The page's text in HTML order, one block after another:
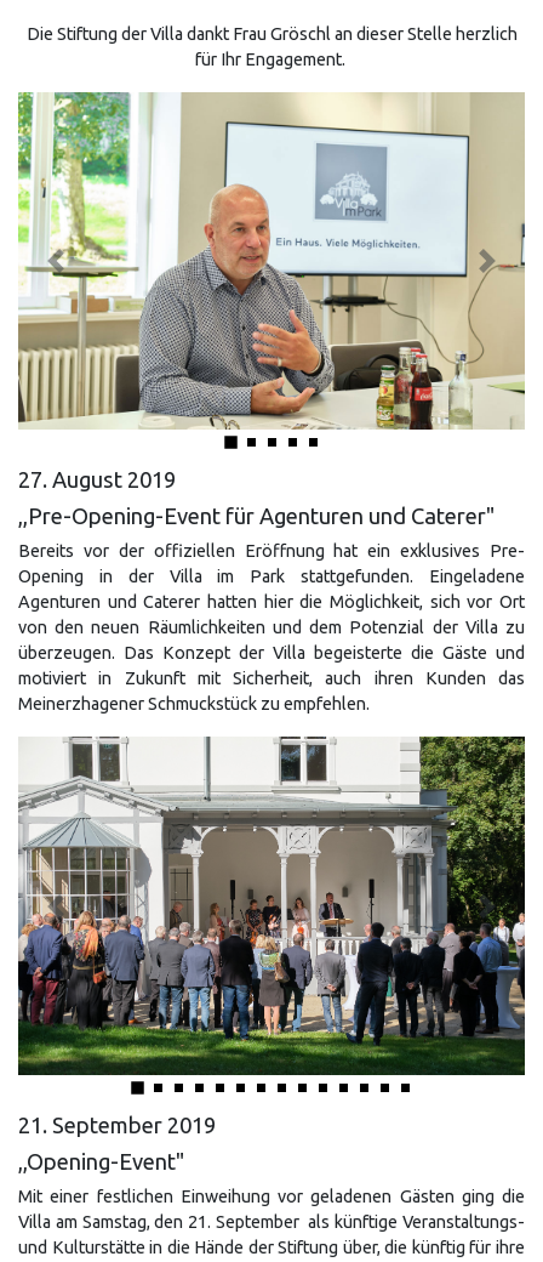
Die Stiftung der Villa dankt Frau Gröschl an dieser Stelle herzlich
für Ihr Engagement.
Previous Next
27. August 2019
,,Pre-Opening-Event für Agenturen und Caterer"
Bereits vor der offiziellen Eröffnung hat ein exklusives Pre-
Opening in der Villa im Park stattgefunden. Eingeladene
Agenturen und Caterer hatten hier die Möglichkeit, sich vor Ort
von den neuen Räumlichkeiten und dem Potenzial der Villa zu
überzeugen. Das Konzept der Villa begeisterte die Gäste und
motiviert in Zukunft mit Sicherheit, auch ihren Kunden das
Meinerzhagener Schmuckstück zu empfehlen.
Previous Next
21. September 2019
,,Opening-Event"
Mit einer festlichen Einweihung vor geladenen Gästen ging die
Villa am Samstag, den 21. September als künftige Veranstaltungs-
und Kulturstätte in die Hände der Stiftung über, die künftig für ihre